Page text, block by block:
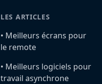
LES ARTICLES
•️ Meilleurs écrans pour
le remote
•️ Meilleurs logiciels pour
travail asynchrone